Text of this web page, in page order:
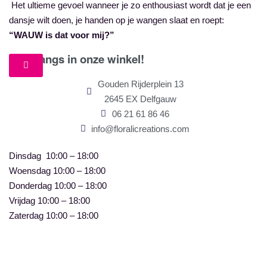
Het ultieme gevoel wanneer je zo enthousiast wordt dat je een
dansje wilt doen, je handen op je wangen slaat en roept:
“WAUW is dat voor mij?”
Kom langs in onze winkel!
Gouden Rijderplein 13
2645 EX Delfgauw
06 21 61 86 46
info@floralicreations.com
Dinsdag 10:00 – 18:00
Woensdag 10:00 – 18:00
Donderdag 10:00 – 18:00
Vrijdag 10:00 – 18:00
Zaterdag 10:00 – 18:00